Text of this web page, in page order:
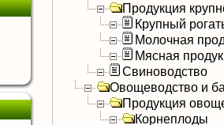
Продукция
Крупный
Молочная
Мясная
Свиноводство
Овощеводство и
Продукция
Корнеплоды